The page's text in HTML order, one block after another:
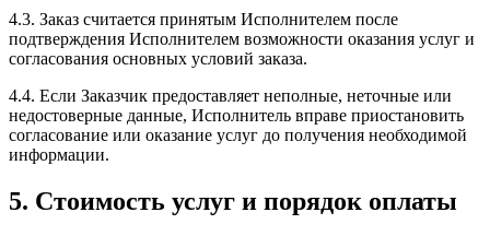
4.3. Заказ считается принятым Исполнителем после
подтверждения Исполнителем возможности оказания услуг и
согласования основных условий заказа.
4.4. Если Заказчик предоставляет неполные, неточные или
недостоверные данные, Исполнитель вправе приостановить
согласование или оказание услуг до получения необходимой
информации.
5. Стоимость услуг и порядок оплаты